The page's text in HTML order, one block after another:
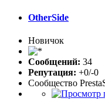
OtherSide
Новичок
Сообщений: 34
Репутация: +0/-0
Сообщество